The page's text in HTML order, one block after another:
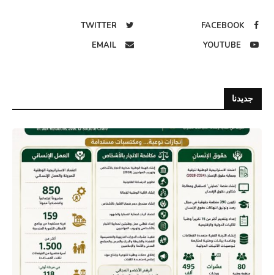
FACEBOOK
TWITTER
YOUTUBE
EMAIL
جديدنا